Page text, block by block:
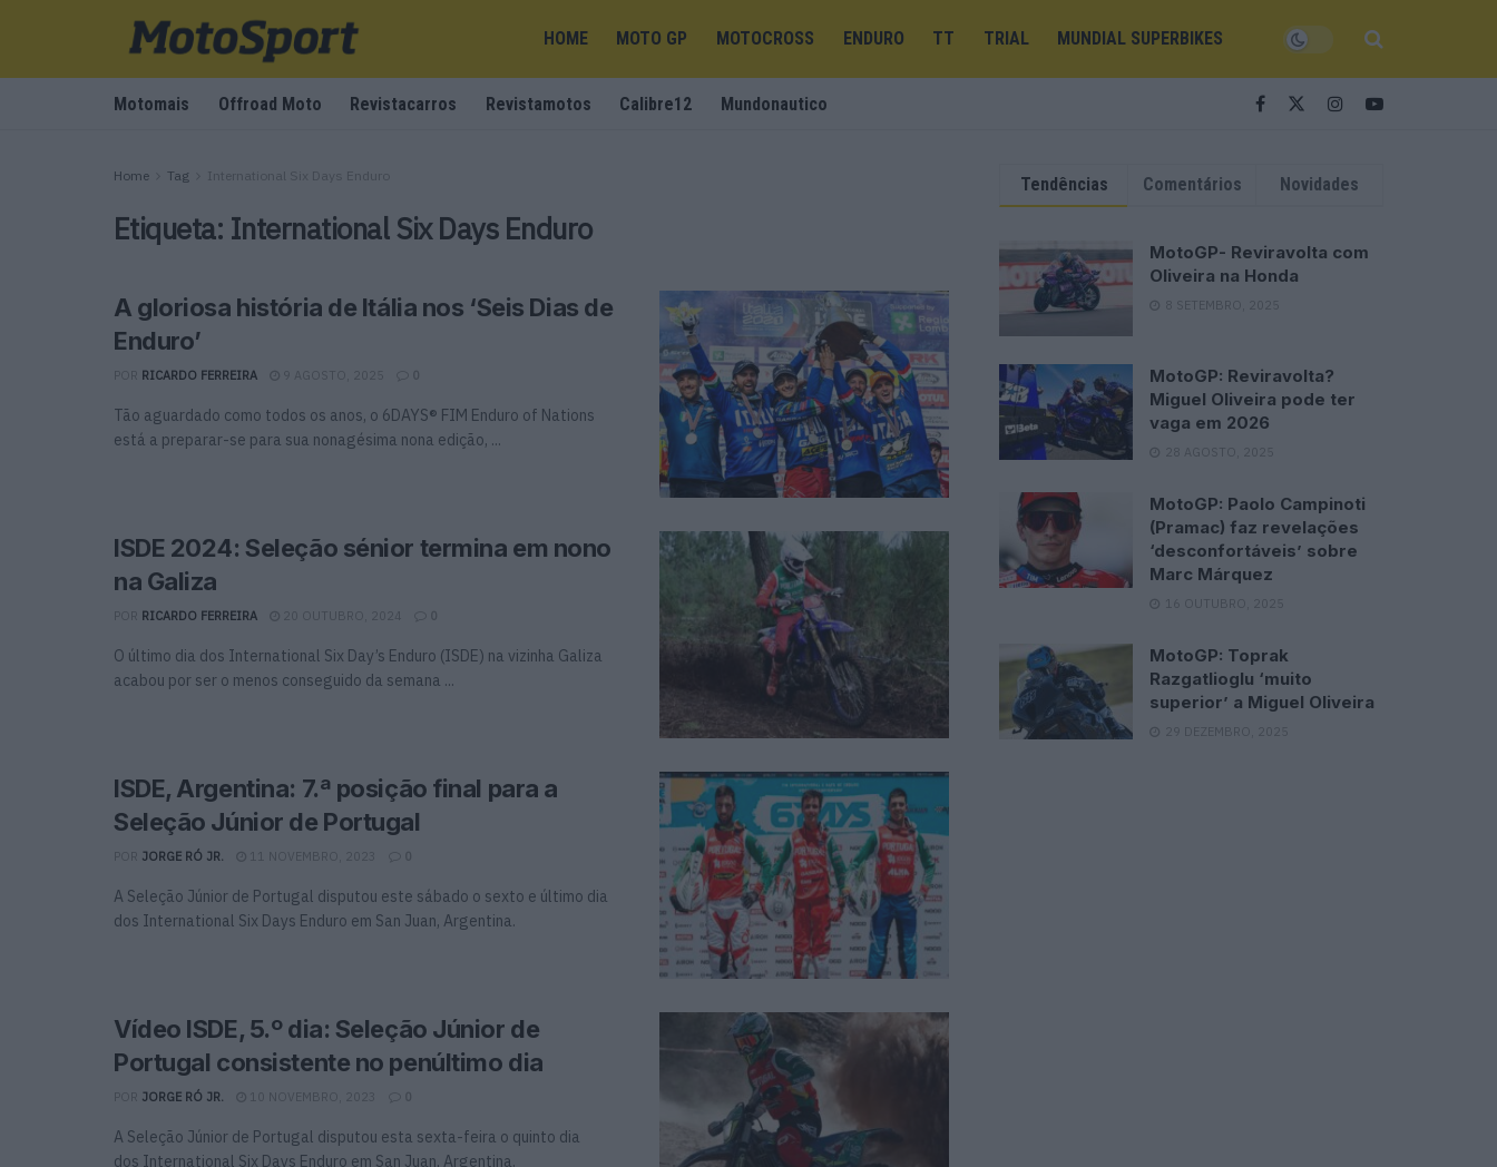
HOME MOTO GP MOTOCROSS ENDURO TT TRIAL MUNDIAL SUPERBIKES
Motomais Offroad Moto Revistacarros Revistamotos Calibre12 Mundonautico
Home Tag International Six Days Enduro
Etiqueta: International Six Days Enduro
A gloriosa história de Itália nos ‘Seis Dias de
Enduro’
RICARDO FERREIRA 9 AGOSTO, 2025 0
Tão aguardado como todos os anos, o 6DAYS® FIM Enduro of Nations
está a preparar-se para sua nonagésima nona edição, ...
ISDE 2024: Seleção sénior termina em nono
na Galiza
RICARDO FERREIRA 20 OUTUBRO, 2024 0
O último dia dos International Six Day’s Enduro (ISDE) na vizinha Galiza
acabou por ser o menos conseguido da semana ...
ISDE, Argentina: 7.ª posição final para a
Seleção Júnior de Portugal
JORGE RÓ JR. 0
A Seleção Júnior de Portugal disputou este sábado o sexto e último dia
dos International Six Days Enduro em San Juan, Argentina.
Vídeo ISDE, 5.º dia: Seleção Júnior de
Portugal consistente no penúltimo dia
JORGE RÓ JR. 0
A Seleção Júnior de Portugal disputou esta sexta-feira o quinto dia
dos International Six Days Enduro em San Juan, Argentina.
Tendências Comentários Novidades
MotoGP- Reviravolta com
Oliveira na Honda
8 SETEMBRO, 2025
MotoGP: Reviravolta?
Miguel Oliveira pode ter
vaga em 2026
28 AGOSTO, 2025
MotoGP: Paolo Campinoti
(Pramac) faz revelações
‘desconfortáveis’ sobre
Marc Márquez
16 OUTUBRO, 2025
MotoGP: Toprak
Razgatlioglu ‘muito
superior’ a Miguel Oliveira